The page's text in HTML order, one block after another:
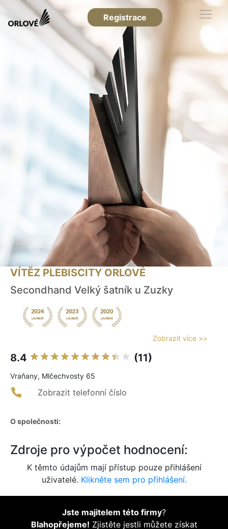
Registrace
VÍTĚZ PLEBISCITY ORLOVÉ
Secondhand Velký šatník u Zuzky
Zobrazit více >>
8.4 (11)
Vraňany, Mlčechvosty 65
Zobrazit telefonní číslo
O společnosti:
Zdroje pro výpočet hodnocení:
K těmto údajům mají přístup pouze přihlášení
uživatelé. Klikněte sem pro přihlášení.
Jste majitelem této firmy?
Blahopřejeme! Zjistěte jestli můžete získat